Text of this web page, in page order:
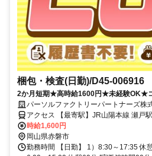
梱包・検査(日勤)/D45-006916
2か月短期★高時給1600円★未経験OK★
パーソルファクトリーパートナーズ株
アクセス 【最寄駅】JR山陽本線 瀬戸駅
時給1,600円
岡山県赤磐市
勤務時間 【日勤】 1）8:30～17:35 休